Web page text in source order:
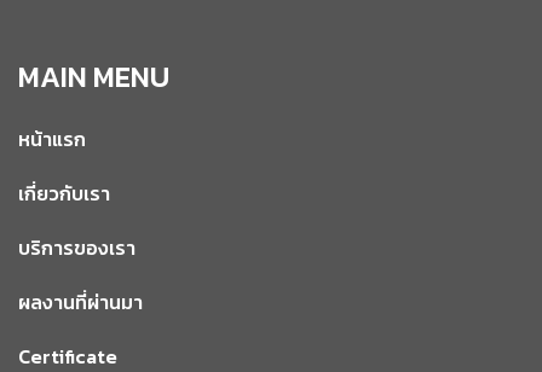
MAIN MENU
หน้าแรก
เกี่ยวกับเรา
บริการของเรา
ผลงานที่ผ่านมา
Certificate